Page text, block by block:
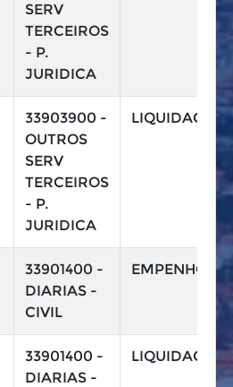
SERV
TERCEIROS
- P.
JURIDICA
33903900 -
OUTROS
SERV
TERCEIROS
- P.
JURIDICA
LIQUIDAÇÃO
33901400 -
DIARIAS -
CIVIL
EMPENHO
33901400 -
DIARIAS -
LIQUIDAÇÃO